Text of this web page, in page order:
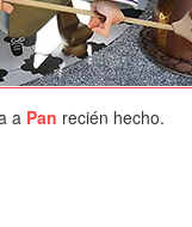
a Pan recién hecho.